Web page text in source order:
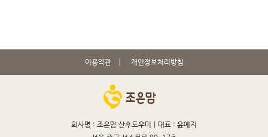
이용약관 개인정보처리방침
회사명 : 조은맘 산후도우미 | 대표 : 윤예지